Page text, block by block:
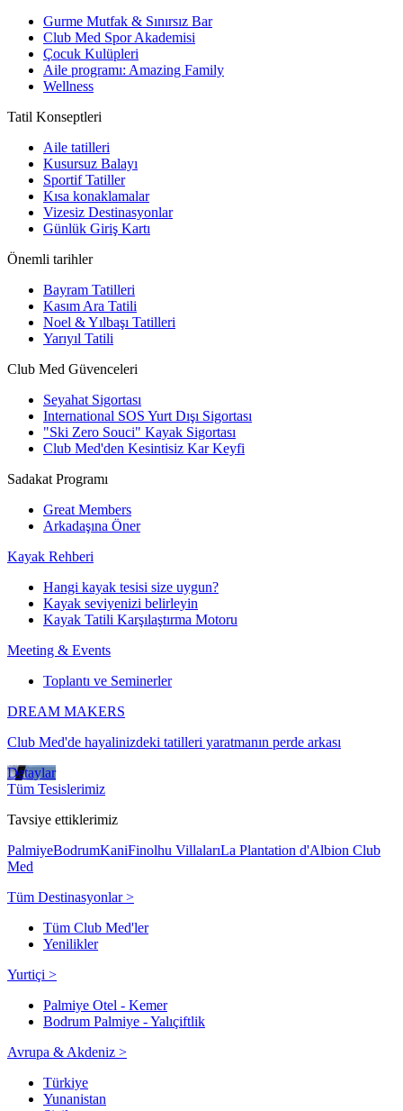
Gurme Mutfak & Sınırsız Bar
Club Med Spor Akademisi
Çocuk Kulüpleri
Aile programı: Amazing Family
Wellness
Tatil Konseptleri
Aile tatilleri
Kusursuz Balayı
Sportif Tatiller
Kısa konaklamalar
Vizesiz Destinasyonlar
Günlük Giriş Kartı
Önemli tarihler
Bayram Tatilleri
Kasım Ara Tatili
Noel & Yılbaşı Tatilleri
Yarıyıl Tatili
Club Med Güvenceleri
Seyahat Sigortası
International SOS Yurt Dışı Sigortası
"Ski Zero Souci" Kayak Sigortası
Club Med'den Kesintisiz Kar Keyfi
Sadakat Programı
Great Members
Arkadaşına Öner
Kayak Rehberi
Hangi kayak tesisi size uygun?
Kayak seviyenizi belirleyin
Kayak Tatili Karşılaştırma Motoru
Meeting & Events
Toplantı ve Seminerler
DREAM MAKERS
Club Med'de hayalinizdeki tatilleri yaratmanın perde arkası
Detaylar
Tüm Tesislerimiz
Tavsiye ettiklerimiz
PalmiyeBodrumKaniFinolhu VillalarıLa Plantation d'Albion Club
Med
Tüm Destinasyonlar >
Tüm Club Med'ler
Yenilikler
Yurtiçi >
Palmiye Otel - Kemer
Bodrum Palmiye - Yalıçiftlik
Avrupa & Akdeniz >
Türkiye
Yunanistan